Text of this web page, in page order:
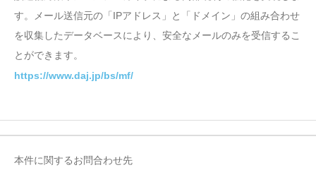
す。メール送信元の「IPアドレス」と「ドメイン」の組み合わせ
を収集したデータベースにより、安全なメールのみを受信するこ
とができます。
https://www.daj.jp/bs/mf/
本件に関するお問合わせ先